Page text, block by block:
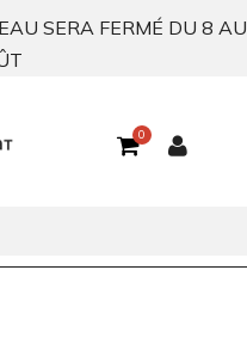
SERA FERMÉ DU 8 AU
0